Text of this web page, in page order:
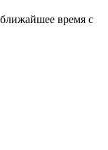
время с